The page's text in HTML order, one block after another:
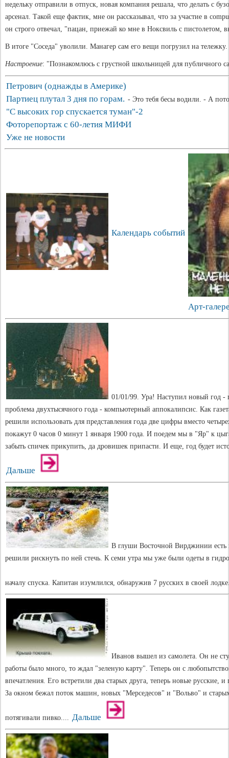
недельку отправили в отпуск, новая компания решала, что делать с
арсенал. Такой еще фактик, мне он рассказывал, что за участие в
он строго отвечал, "пацан, приежай ко мне в Ноксвиль с пистолетом,
В итоге "Соседа" уволили. Манагер сам его вещи погрузил на
Настроение: "Познакомлюсь с грустной школьницей для публичного
Петрович (однажды в Америке)
Партиец плутал 3 дня по горам. - Это тебя бесы водили. - А
"С высоких гор спускается туман"-2
Фоторепортаж с 60-летия МИФИ
Уже не новости
Календарь событий
Арт-
01/01/99. Ура! Наступил новый год -
проблема двухтысячного года - компьютерный аппокалипсис. Как
решили использовать для представления года две цифры вместо
покажут 0 часов 0 минут 1 января 1900 года. И поедем мы в "Яр" к
забыть спичек прикупить, да дровишек припасти. И еще, год будет
Дальше
В глуши Восточной Вирджинии есть
решили рискнуть по ней стечь. К семи утра мы уже были одеты в
началу спуска. Капитан изумлился, обнаружив 7 русских в своей
Иванов вышел из самолета. Он не
работы было много, то ждал "зеленую карту". Теперь он с
впечатления. Его встретили два старых друга, теперь новые
За окном бежал поток машин, новых "Мерседесов" и "Вольво" и
потягивали пивко.... Дальше